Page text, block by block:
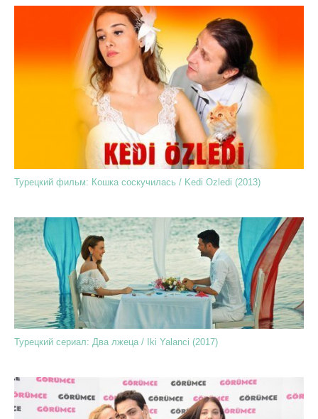
Турецкий фильм: Кошка соскучилась / Kedi Ozledi (2013)
Турецкий сериал: Два лжеца / Iki Yalanci (2017)